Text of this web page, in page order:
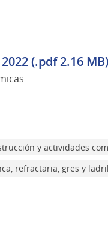
(.pdf 2.16 MB)
y actividades
refractaria, gres y